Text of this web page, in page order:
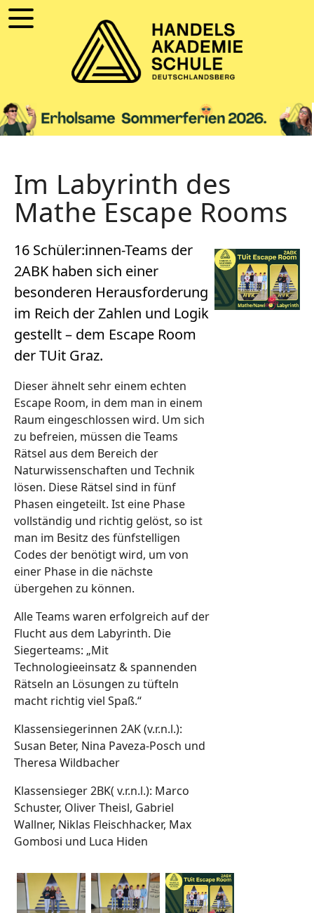
Im Labyrinth des
Mathe Escape Rooms
16 Schüler:innen-Teams der
2ABK haben sich einer
besonderen Herausforderung
im Reich der Zahlen und Logik
gestellt – dem Escape Room
der TUit Graz.
Dieser ähnelt sehr einem echten
Escape Room, in dem man in einem
Raum eingeschlossen wird. Um sich
zu befreien, müssen die Teams
Rätsel aus dem Bereich der
Naturwissenschaften und Technik
lösen. Diese Rätsel sind in fünf
Phasen eingeteilt. Ist eine Phase
vollständig und richtig gelöst, so ist
man im Besitz des fünfstelligen
Codes der benötigt wird, um von
einer Phase in die nächste
übergehen zu können.
Alle Teams waren erfolgreich auf der
Flucht aus dem Labyrinth. Die
Siegerteams: „Mit
Technologieeinsatz & spannenden
Rätseln an Lösungen zu tüfteln
macht richtig viel Spaß.“
Klassensiegerinnen 2AK (v.r.n.l.):
Susan Beter, Nina Paveza-Posch und
Theresa Wildbacher
Klassensieger 2BK( v.r.n.l.): Marco
Schuster, Oliver Theisl, Gabriel
Wallner, Niklas Fleischhacker, Max
Gombosi und Luca Hiden